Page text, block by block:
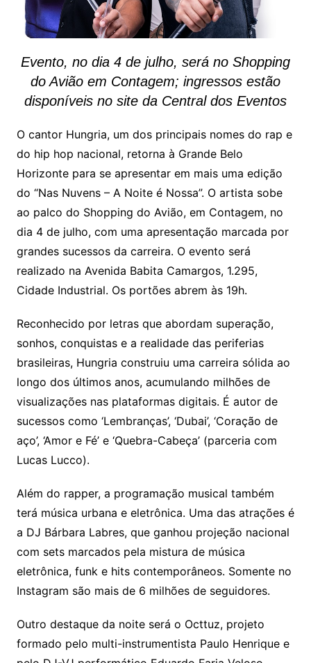
Evento, no dia 4 de julho, será no Shopping
do Avião em Contagem; ingressos estão
disponíveis no site da Central dos Eventos
O cantor Hungria, um dos principais nomes do rap e
do hip hop nacional, retorna à Grande Belo
Horizonte para se apresentar em mais uma edição
do “Nas Nuvens – A Noite é Nossa”. O artista sobe
ao palco do Shopping do Avião, em Contagem, no
dia 4 de julho, com uma apresentação marcada por
grandes sucessos da carreira. O evento será
realizado na Avenida Babita Camargos, 1.295,
Cidade Industrial. Os portões abrem às 19h.
Reconhecido por letras que abordam superação,
sonhos, conquistas e a realidade das periferias
brasileiras, Hungria construiu uma carreira sólida ao
longo dos últimos anos, acumulando milhões de
visualizações nas plataformas digitais. É autor de
sucessos como ‘Lembranças’, ‘Dubai’, ‘Coração de
aço’, ‘Amor e Fé’ e ‘Quebra-Cabeça’ (parceria com
Lucas Lucco).
Além do rapper, a programação musical também
terá música urbana e eletrônica. Uma das atrações é
a DJ Bárbara Labres, que ganhou projeção nacional
com sets marcados pela mistura de música
eletrônica, funk e hits contemporâneos. Somente no
Instagram são mais de 6 milhões de seguidores.
Outro destaque da noite será o Octtuz, projeto
formado pelo multi-instrumentista Paulo Henrique e